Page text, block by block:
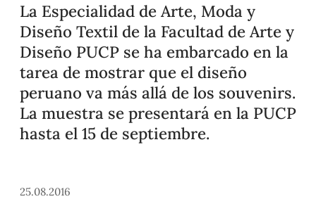
La Especialidad de Arte, Moda y
Diseño Textil de la Facultad de Arte y
Diseño PUCP se ha embarcado en la
tarea de mostrar que el diseño
peruano va más allá de los souvenirs.
La muestra se presentará en la PUCP
hasta el 15 de septiembre.
25.08.2016